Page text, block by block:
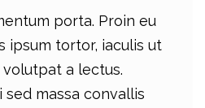
porta. Proin eu
ipsum tortor, iaculis ut
a lectus.
massa convallis